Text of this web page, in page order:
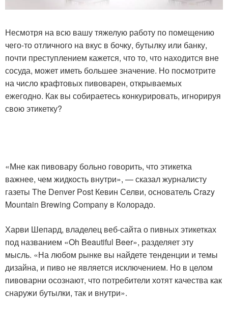
Несмотря на всю вашу тяжелую работу по помещению
чего-то отличного на вкус в бочку, бутылку или банку,
почти преступлением кажется, что то, что находится вне
сосуда, может иметь большее значение. Но посмотрите
на число крафтовых пивоварен, открываемых
ежегодно. Как вы собираетесь конкурировать, игнорируя
свою этикетку?
«Мне как пивовару больно говорить, что этикетка
важнее, чем жидкость внутри», — сказал журналисту
газеты The Denver Post Кевин Селви, основатель Crazy
Mountain Brewing Company в Колорадо.
Харви Шепард, владелец веб-сайта о пивных этикетках
под названием «Oh Beautiful Beer», разделяет эту
мысль. «На любом рынке вы найдете тенденции и темы
дизайна, и пиво не является исключением. Но в целом
пивоварни осознают, что потребители хотят качества как
снаружи бутылки, так и внутри».